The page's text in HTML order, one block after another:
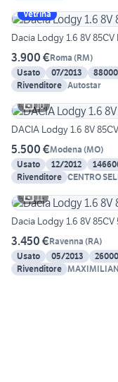
Vetrina
Dacia Lodgy 1.6 8V 85CV
3.900 €Roma (RM)
Usato
07/2013
Rivenditore Autostar
10
DACIA Lodgy 1.6 8V
5.500 €Modena (MO)
Usato
12/2012
Rivenditore CENTRO
11
Dacia Lodgy 1.6 8V
3.450 €Ravenna (RA)
Usato
05/2013
Rivenditore MAXIMILIAN